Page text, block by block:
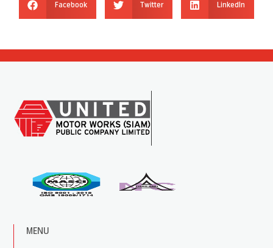
Facebook Twitter LinkedIn
MENU